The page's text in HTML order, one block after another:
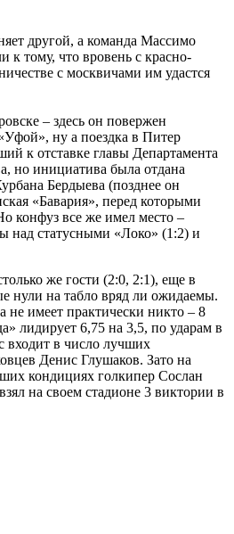
другой, а команда Массимо
к тому, что вровень с красно-
с москвичами им удастся
– здесь он повержен
ну а поездка в Питер
к отставке главы Департамента
но инициатива была отдана
Бердыева (позднее он
«Бавария», перед которыми
конфуз все же имел место –
над статусными «Локо» (1:2) и
же гости (2:0, 2:1), еще в
нули на табло вряд ли ожидаемы.
не имеет практически никто – 8
лидирует 6,75 на 3,5, по ударам в
входит в число лучших
Денис Глушаков. Зато на
кондициях голкипер Сослан
на своем стадионе 3 виктории в